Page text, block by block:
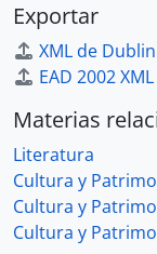
Exportar
XML de
EAD 2002 XML
Materias
Literatura
Cultura y
Cultura y
Cultura y